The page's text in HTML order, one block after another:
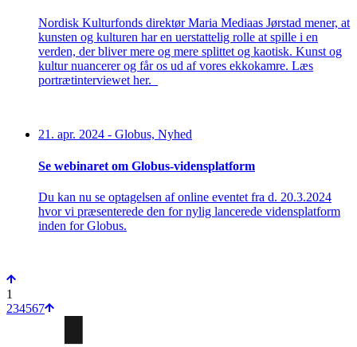
Nordisk Kulturfonds direktørMaria Mediaas Jørstad mener, at
kunsten og kulturen har en uerstattelig rolle at spille i en
verden, der bliver mere og mere splittet og kaotisk. Kunst og
kultur nuancerer og får os ud af vores ekkokamre. Læs
portrætinterviewet her.
21. apr. 2024 - Globus, Nyhed
Se webinaret om Globus-vidensplatform
Du kan nu se optagelsen af online eventet fra d. 20.3.2024
hvor vi præsenterede den for nylig lancerede vidensplatform
inden for Globus.
1
234567